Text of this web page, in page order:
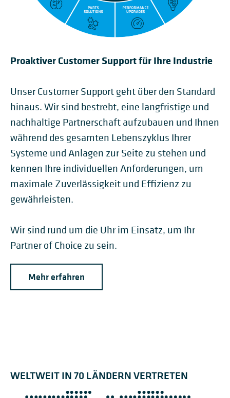
Proaktiver Customer Support für Ihre Industrie
Unser Customer Support geht über den Standard
hinaus. Wir sind bestrebt, eine langfristige und
nachhaltige Partnerschaft aufzubauen und Ihnen
während des gesamten Lebenszyklus Ihrer
Systeme und Anlagen zur Seite zu stehen und
kennen Ihre individuellen Anforderungen, um
maximale Zuverlässigkeit und Effizienz zu
gewährleisten.
Wir sind rund um die Uhr im Einsatz, um Ihr
Partner of Choice zu sein.
Mehr erfahren
WELTWEIT IN 70 LÄNDERN VERTRETEN